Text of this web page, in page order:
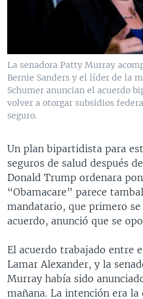
VENEZUELA
NICARAGUA
ECONOMÍA
ENTRETENIMIENTO Y
TECNOLOGÍA
DEPORTES
CIENCIA Y SALUD
MULTIMEDIA
FOTOGRAFÍA
AUDIOS
EL MUNDO AL DÍA
FORO INTERAMERICANO
LAS CLAVES
RADIO
AVANCE INFORMATIVO
AUDIONOTICIAS
BUENOS DÍAS AMÉRICA
EL MUNDO AL DÍA [RADIO]
FORO [RADIO]
DEPORTIVO INTERNACIONAL
NOTA ECONÓMICA
ENTRETENIMIENTO
DIRECT
DOCUMENTALES DE LA VOA
SÍGANOS
Idiomas
La senadora Patty Murray
Bernie Sanders y el líder de la
Schumer anuncian el acuerdo
volver a otorgar subsidios
seguro.
Un plan bipartidista para
seguros de salud después
Donald Trump ordenara
“Obamacare” parece
mandatario, que primero
acuerdo, anunció que se
El acuerdo trabajado entre
Lamar Alexander, y la
Murray había sido
mañana. La intención era